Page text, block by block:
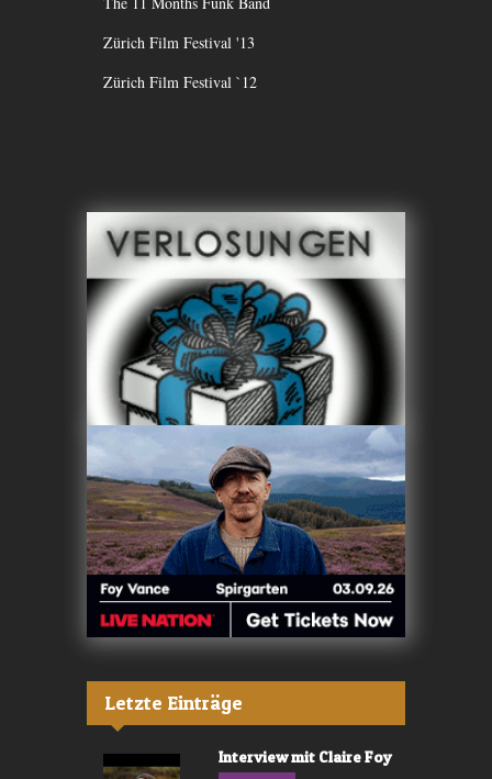
Zürich Film Festival '13
Zürich Film Festival `12
Letzte Einträge
Interview mit Claire Foy